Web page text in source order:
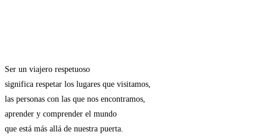
Ser un viajero respetuoso
significa respetar los lugares que visitamos,
las personas con las que nos encontramos,
aprender y comprender el mundo
que está más allá de nuestra puerta.